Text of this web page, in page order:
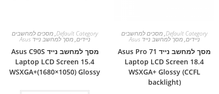
Default Category
,מסכים למחשבים
ניידים,מסך למחשב נייד Asus
מסך למחשב נייד Asus Pro 71
Laptop LCD Screen 18.4
WSXGA+ Glossy (CCFL
backlight)
Default Category
,מסכים למחשבים
ניידים,מסך למחשב נייד Asus
מסך למחשב נייד Asus C90S
Laptop LCD Screen 15.4
WSXGA+(1680×1050) Glossy